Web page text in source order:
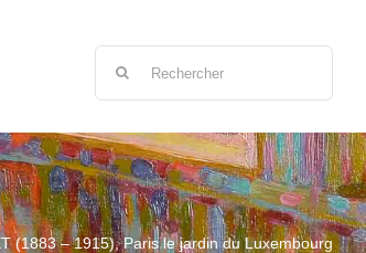
(1883 – 1915), Paris le jardin du Luxembourg